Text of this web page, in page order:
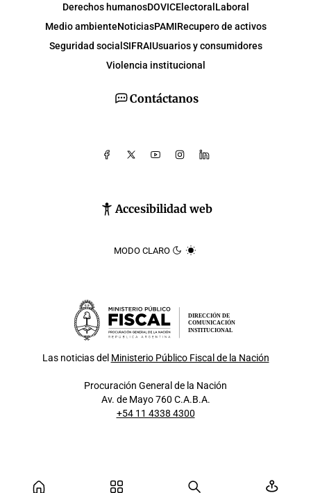
Contáctanos
Accesibilidad web
MODO CLARO
Derechos humanosDOVICElectoral Laboral
Medio ambienteNoticiasPAMIRecupero de activos
Seguridad social SIFRAIUsuarios y consumidores
Violencia institucional
DIRECCIÓN DE
COMUNICACIÓN
INSTITUCIONAL
Las noticias del Ministerio Público Fiscal de la Nación
Procuración General de la Nación
Av. de Mayo 760 C.A.B.A.
+54 11 4338 4300